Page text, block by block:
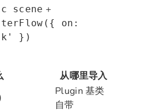
scene +
on:
})
从哪里导入
Plugin 基类
自带